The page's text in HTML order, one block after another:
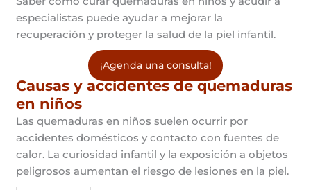
especialistas puede ayudar a mejorar la
recuperación y proteger la salud de la piel infantil.
¡Agenda una consulta!
Causas y accidentes de quemaduras
en niños
Las quemaduras en niños suelen ocurrir por
accidentes domésticos y contacto con fuentes de
calor. La curiosidad infantil y la exposición a objetos
peligrosos aumentan el riesgo de lesiones en la piel.